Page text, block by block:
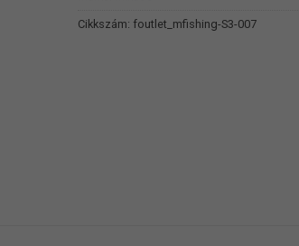
Cikkszám: foutlet_mfishing-S3-007